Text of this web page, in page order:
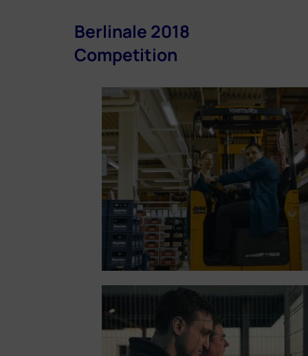
Berlinale 2018
Competition